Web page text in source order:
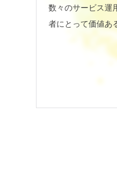
数々のサービス運
者にとって価値あ